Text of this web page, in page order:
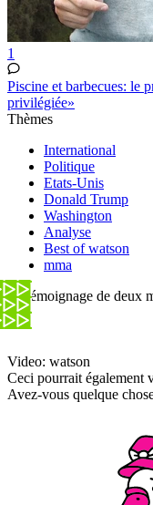
1
Piscine et barbecues: le
privilégiée»
Thèmes
International
Politique
Etats-Unis
Donald Trump
Washington
Analyse
Best of watson
mma
Le témoignage de deux
Video: watson
Ceci pourrait également
Avez-vous quelque